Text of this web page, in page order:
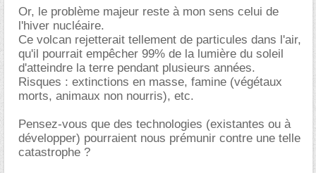
Or, le problème majeur reste à mon sens celui de
l'hiver nucléaire.
Ce volcan rejetterait tellement de particules dans l'air,
qu'il pourrait empêcher 99% de la lumière du soleil
d'atteindre la terre pendant plusieurs années.
Risques : extinctions en masse, famine (végétaux
morts, animaux non nourris), etc.
Pensez-vous que des technologies (existantes ou à
développer) pourraient nous prémunir contre une telle
catastrophe ?